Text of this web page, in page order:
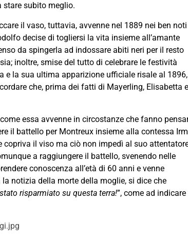
stare subito meglio.
il vaso, tuttavia, avvenne nel 1889 nei ben noti
decise di togliersi la vita insieme all’amante
da spingerla ad indossare abiti neri per il resto
inoltre, smise del tutto di celebrare le festività
e la sua ultima apparizione ufficiale risale al 1896,
che, prima dei fatti di Mayerling, Elisabetta e
essa avvenne in circostanze che fanno
il battello per Montreux insieme alla contessa
il viso ma ciò non impedì al suo
a raggiungere il battello, svenendo nelle
conoscenza all’età di 60 anni e venne
notizia della morte della moglie, si dice che
risparmiato su questa terra!”, come ad indicare